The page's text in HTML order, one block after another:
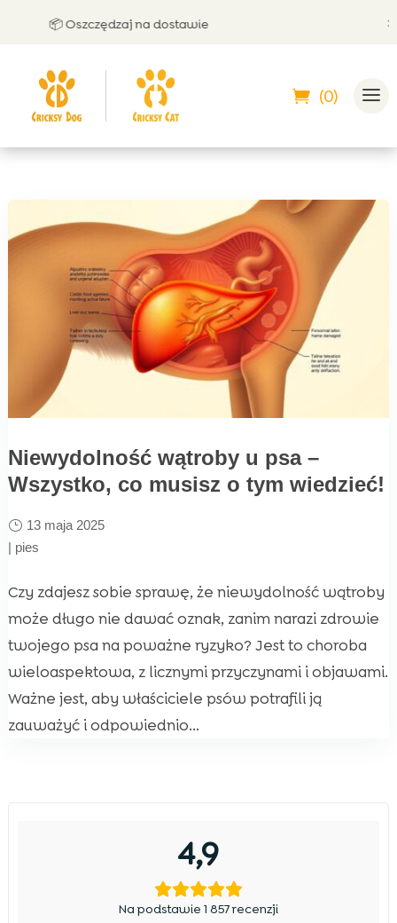
📦 Oszczędzaj na dostawie 🤝
(0)
Niewydolność wątroby u psa –
Wszystko, co musisz o tym wiedzieć!
13 maja 2025
| pies
Czy zdajesz sobie sprawę, że niewydolność wątroby
może długo nie dawać oznak, zanim narazi zdrowie
twojego psa na poważne ryzyko? Jest to choroba
wieloaspektowa, z licznymi przyczynami i objawami.
Ważne jest, aby właściciele psów potrafili ją
zauważyć i odpowiednio...
4,9
Na podstawie 1 857 recenzji